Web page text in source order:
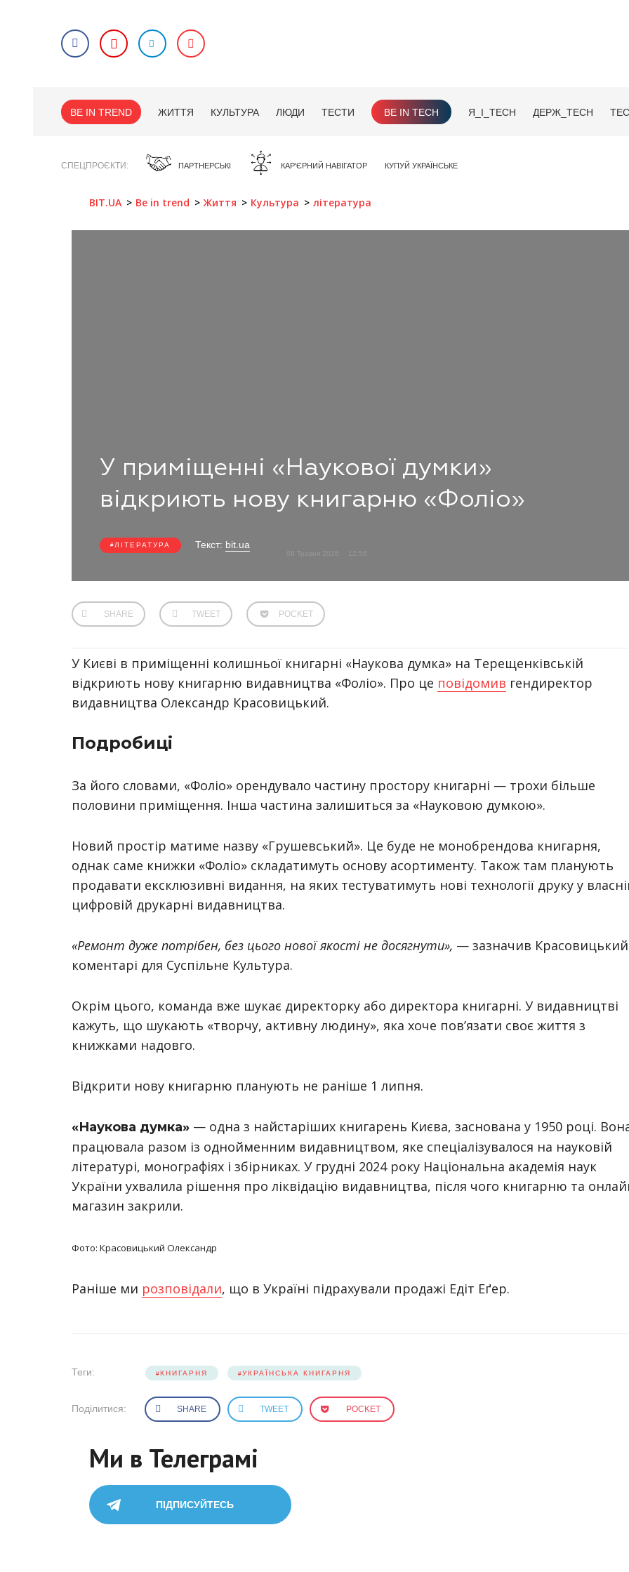
BE IN TREND ЖИТТЯ КУЛЬТУРА ЛЮДИ ТЕСТИ BE IN TECH Я_І_TECH ДЕРЖ_TECH
СПЕЦПРОЄКТИ ПАРТНЕРСЬКІ КАР'ЄРНИЙ НАВІГАТОР КУПУЙ УКРАЇНСЬКЕ
BIT.UA Be in trend Життя Культура література
У приміщенні «Наукової думки»
відкриють нову книгарню «Фоліо»
ЛІТЕРАТУРА Текст: bit.ua
SHARE TWEET POCKET
У Києві в приміщенні колишньої книгарні «Наукова думка» на Терещенківській
відкриють нову книгарню видавництва «Фоліо». Про це повідомив гендиректор
видавництва Олександр Красовицький.
Подробиці
За його словами, «Фоліо» орендувало частину простору книгарні — трохи більше
половини приміщення. Інша частина залишиться за «Науковою думкою».
Новий простір матиме назву «Грушевський». Це буде не монобрендова книгарня,
однак саме книжки «Фоліо» складатимуть основу асортименту. Також там планують
продавати ексклюзивні видання, на яких тестуватимуть нові технології друку у
цифровій друкарні видавництва.
«Ремонт дуже потрібен, без цього нової якості не досягнути», — зазначив
коментарі для Суспільне Культура.
Окрім цього, команда вже шукає директорку або директора книгарні. У видавництві
кажуть, що шукають «творчу, активну людину», яка хоче пов’язати своє життя з
книжками надовго.
Відкрити нову книгарню планують не раніше 1 липня.
«Наукова думка» — одна з найстаріших книгарень Києва, заснована у 1950 році.
працювала разом із однойменним видавництвом, яке спеціалізувалося на науковій
літературі, монографіях і збірниках. У грудні 2024 року Національна академія наук
України ухвалила рішення про ліквідацію видавництва, після чого книгарню та
магазин закрили.
Фото: Красовицький Олександр
Раніше ми розповідали, що в Україні підрахували продажі Едіт Еґер.
Теги: КНИГАРНЯ УКРАЇНСЬКА КНИГАРНЯ
Поділитися: SHARE TWEET POCKET
Ми в Телеграмі
ПІДПИСУЙТЕСЬ